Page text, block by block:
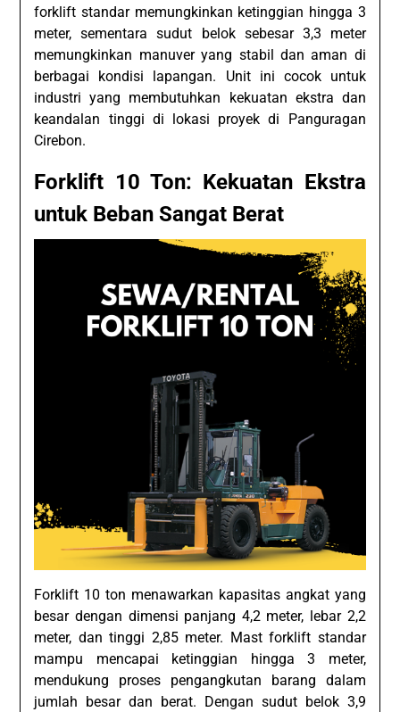
forklift standar memungkinkan ketinggian hingga 3
meter, sementara sudut belok sebesar 3,3 meter
memungkinkan manuver yang stabil dan aman di
berbagai kondisi lapangan. Unit ini cocok untuk
industri yang membutuhkan kekuatan ekstra dan
keandalan tinggi di lokasi proyek di Panguragan
Cirebon.
Forklift 10 Ton: Kekuatan Ekstra
untuk Beban Sangat Berat
Forklift 10 ton menawarkan kapasitas angkat yang
besar dengan dimensi panjang 4,2 meter, lebar 2,2
meter, dan tinggi 2,85 meter. Mast forklift standar
mampu mencapai ketinggian hingga 3 meter,
mendukung proses pengangkutan barang dalam
jumlah besar dan berat. Dengan sudut belok 3,9